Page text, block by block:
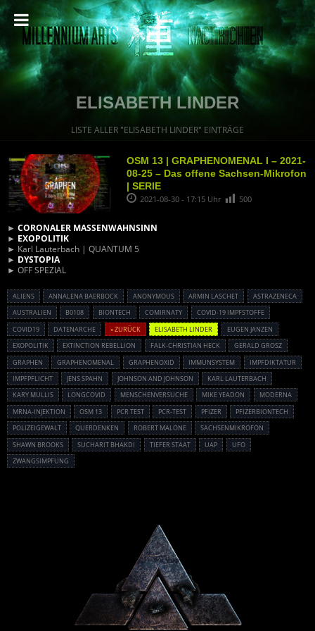
ELISABETH LINDER
LISTE ALLER "ELISABETH LINDER" EINTRÄGE
OSM 13 | GRAPHENOMENAL I – 2021-
08-25 – Das offene Sachsen-Mikrofon
| SERIE
2021-08-30 - 17:15 Uhr 500
► CORONALER MASSENWAHNSINN
► EXOPOLITIK
► Karl Lauterbach | QUANTUM 5
► DYSTOPIA
► OFF SPEZIAL
ALIENS ANNALENA BAERBOCK ANONYMOUS ARMIN LASCHET
ASTRAZENECA
AUSTRALIEN
B0108 BIONTECH COMIRNATY
COVID-19 IMPFSTOFFE
COVID19
DATENARCHE « ZURÜCK ELISABETH LINDER
EUGEN JANZEN
EXOPOLITIK
EXTINCTION REBELLION FALK-CHRISTIAN HECK
GERALD GROSZ
GRAPHEN
GRAPHENOMENAL GRAPHENOXID IMMUNSYSTEM
IMPFDIKTATUR
IMPFPFLICHT
JENS SPAHN JOHNSON AND JOHNSON
KARL LAUTERBACH
KARY MULLIS
LONGCOVID MENSCHENVERSUCHE MIKE YEADON
MODERNA
MRNA-INJEKTION
OSM 13 PCR TEST PCR-TEST PFIZER
PFIZERBIONTECH
POLIZEIGEWALT
QUERDENKEN ROBERT MALONE
SACHSENMIKROFON
SHAWN BROOKS
SUCHARIT BHAKDI TIEFER STAAT UAP
UFO
ZWANGSIMPFUNG
Powered By :